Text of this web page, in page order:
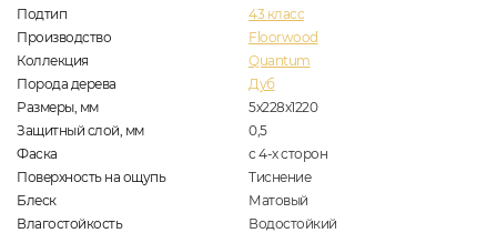
Подтип
43 класс
Производство
Floorwood
Коллекция
Quantum
Порода дерева
Дуб
Размеры, мм
5х228х1220
Защитный слой, мм
0,5
Фаска
с 4-х сторон
Поверхность на ощупь
Тиснение
Блеск
Матовый
Влагостойкость
Водостойкий